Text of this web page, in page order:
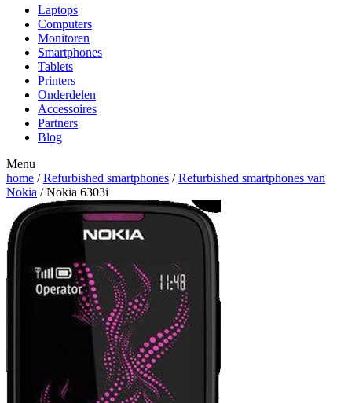
Laptops
Computers
Monitoren
Smartphones
Tablets
Printers
Onderdelen
Accessoires
Partners
Blog
Menu
home /Refurbished smartphones /Refurbished smartphones van
Nokia / Nokia 6303i